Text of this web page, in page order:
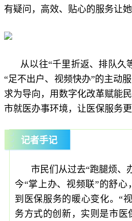
有疑问，高效、贴心的服务让她
从以往“千里折返、排队久
“足不出户、视频快办”的主动
求为导向，用数字化改革赋能
市就医办事环境，让医保服务
记者手记
市民们从过去“跑腿烦、
今“掌上办、视频联”的舒心
到医保服务的暖心变化。“
务方式的创新，实则是市医